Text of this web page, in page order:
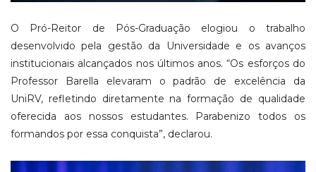
O Pró-Reitor de Pós-Graduação elogiou o trabalho
desenvolvido pela gestão da Universidade e os avanços
institucionais alcançados nos últimos anos. “Os esforços do
Professor Barella elevaram o padrão de excelência da
UniRV, refletindo diretamente na formação de qualidade
oferecida aos nossos estudantes. Parabenizo todos os
formandos por essa conquista”, declarou.